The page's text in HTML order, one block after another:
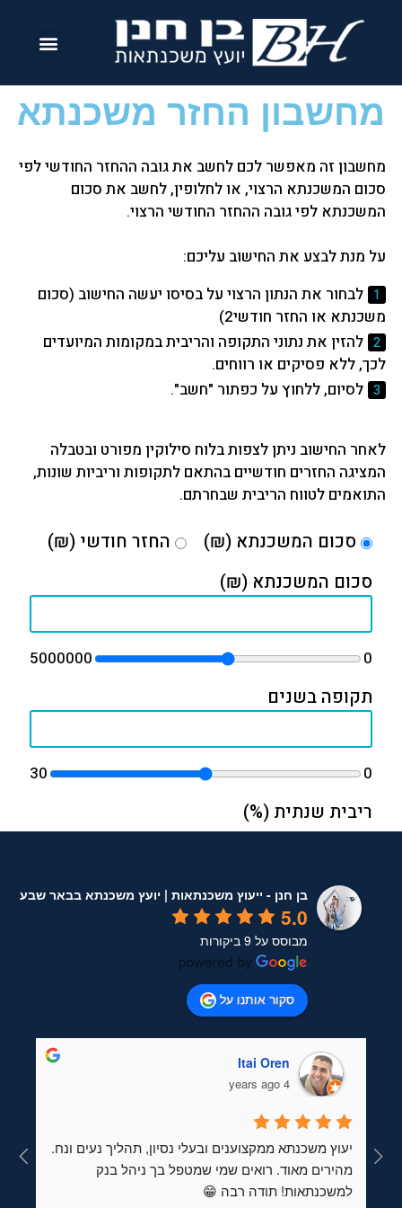
מחשבון החזר משכנתא
בן חנן - ייעוץ משכנתאות | יועץ משכנתא בבאר שבע
5.0
מבוסס על 9 ביקורות
סקור אותנו על
Itai Oren
4 years ago
למשכנתאות! תודה רבה 😁